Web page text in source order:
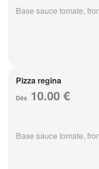
Base sauce tomate,
Pizza regina
Dès 10.00 €
Base sauce tomate,